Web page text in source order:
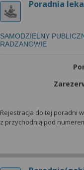
Poradnia
SAMODZIELNY
RADZANOWIE
Rejestracja do tej poradni
z przychodnią pod